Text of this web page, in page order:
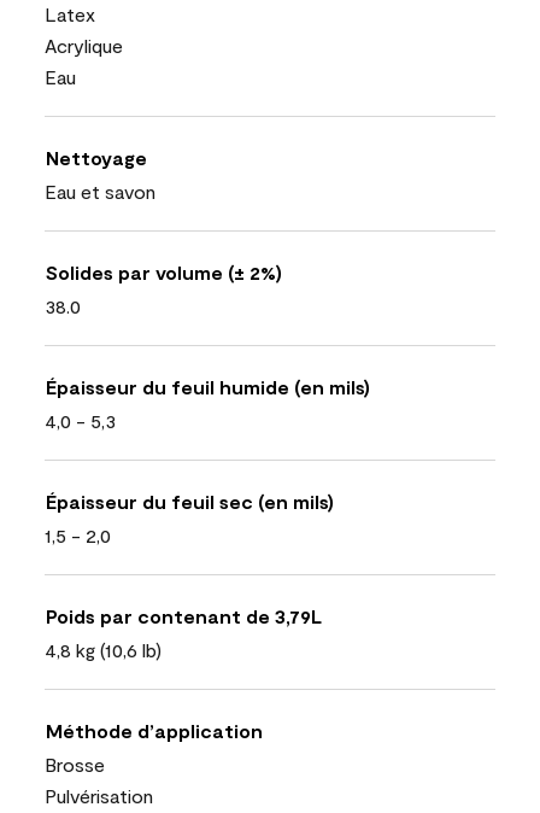
Latex
Acrylique
Eau
Nettoyage
Eau et savon
Solides par volume (± 2%)
38.0
Épaisseur du feuil humide (en mils)
4,0 - 5,3
Épaisseur du feuil sec (en mils)
1,5 - 2,0
Poids par contenant de 3,79L
4,8 kg (10,6 lb)
Méthode d’application
Brosse
Pulvérisation